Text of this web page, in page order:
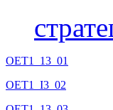
OET1_13_01
OET1_I3_02